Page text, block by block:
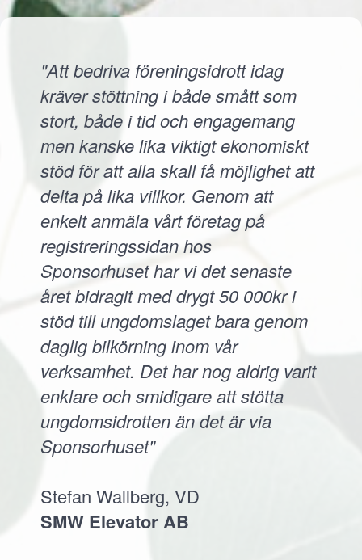
"Att bedriva föreningsidrott idag
kräver stöttning i både smått som
stort, både i tid och engagemang
men kanske lika viktigt ekonomiskt
stöd för att alla skall få möjlighet att
delta på lika villkor. Genom att
enkelt anmäla vårt företag på
registreringssidan hos
Sponsorhuset har vi det senaste
året bidragit med drygt 50 000kr i
stöd till ungdomslaget bara genom
daglig bilkörning inom vår
verksamhet. Det har nog aldrig varit
enklare och smidigare att stötta
ungdomsidrotten än det är via
Sponsorhuset"
Stefan Wallberg, VD
SMW Elevator AB